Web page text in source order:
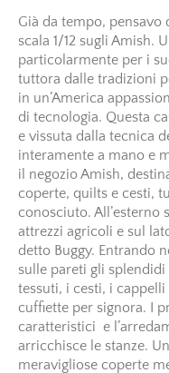
Già da tempo,
scala 1/12 sugli Amish.
particolarmente per i
tuttora dalle tradizioni
in un’America
di tecnologia. Questa
e vissuta dalla tecnica
interamente a mano e
il negozio Amish,
coperte, quilts e cesti,
conosciuto. All’esterno
attrezzi agricoli e sul
detto Buggy. Entrando
sulle pareti gli
tessuti, i cesti, i
cuffiette per signora. I
caratteristici e
arricchisce le stanze.
meravigliose coperte